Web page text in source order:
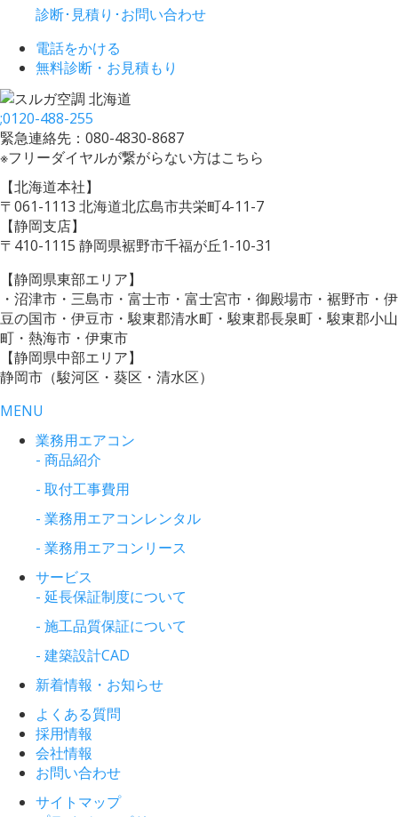
診断･見積り･お問い合わせ
電話をかける
無料診断・お見積もり
;0120-488-255
緊急連絡先：080-4830-8687
※フリーダイヤルが繋がらない方はこちら
【北海道本社】
〒061-1113 北海道北広島市共栄町4-11-7
【静岡支店】
〒410-1115 静岡県裾野市千福が丘1-10-31
【静岡県東部エリア】
・沼津市・三島市・富士市・富士宮市・御殿場市・裾野市・伊
豆の国市・伊豆市・駿東郡清水町・駿東郡長泉町・駿東郡小山
町・熱海市・伊東市
【静岡県中部エリア】
静岡市（駿河区・葵区・清水区）
MENU
業務用エアコン
- 商品紹介
- 取付工事費用
- 業務用エアコンレンタル
- 業務用エアコンリース
サービス
- 延長保証制度について
- 施工品質保証について
- 建築設計CAD
新着情報・お知らせ
よくある質問
採用情報
会社情報
お問い合わせ
サイトマップ